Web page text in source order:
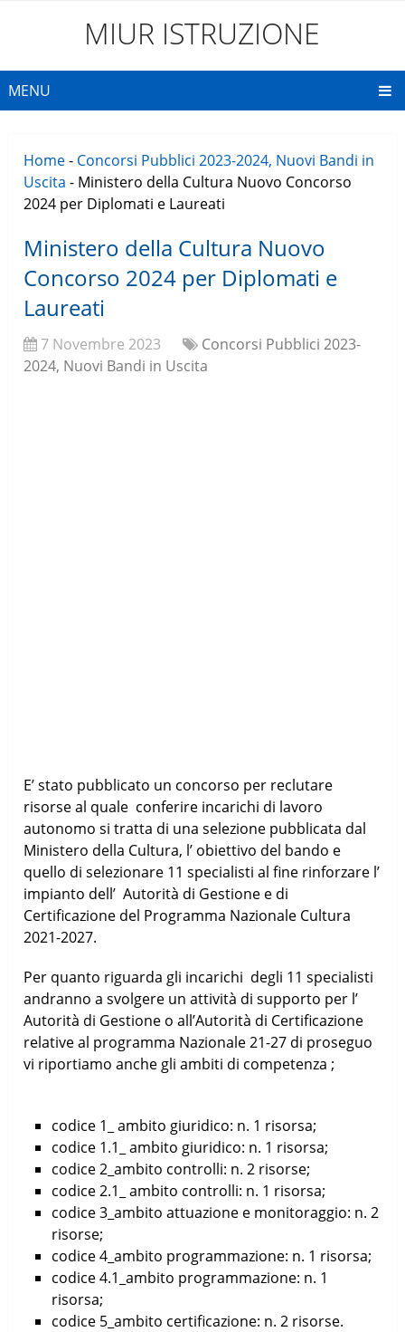
MIUR ISTRUZIONE
MENU
Home- Concorsi Pubblici 2023-2024, Nuovi Bandi in
Uscita - Ministero della Cultura Nuovo Concorso
2024 per Diplomati e Laureati
Ministero della Cultura Nuovo
Concorso 2024 per Diplomati e
Laureati
7 Novembre 2023
Concorsi Pubblici 2023-
2024, Nuovi Bandi in Uscita
E’ stato pubblicato un concorso per reclutare
risorse al quale conferire incarichi di lavoro
autonomo si tratta di una selezione pubblicata dal
Ministero della Cultura, l’ obiettivo del bando e
quello di selezionare 11 specialisti al fine rinforzare l’
impianto dell’ Autorità di Gestione e di
Certificazione del Programma Nazionale Cultura
2021-2027.
Per quanto riguarda gli incarichi degli 11 specialisti
andranno a svolgere un attività di supporto per l’
Autorità di Gestione o all’Autorità di Certificazione
relative al programma Nazionale 21-27 di proseguo
vi riportiamo anche gli ambiti di competenza ;
codice 1_ ambito giuridico: n. 1 risorsa;
codice 1.1_ ambito giuridico: n. 1 risorsa;
codice 2_ambito controlli: n. 2 risorse;
codice 2.1_ ambito controlli: n. 1 risorsa;
codice 3_ambito attuazione e monitoraggio: n. 2
risorse;
codice 4_ambito programmazione: n. 1 risorsa;
codice 4.1_ambito programmazione: n. 1
risorsa;
codice 5_ambito certificazione: n. 2 risorse.